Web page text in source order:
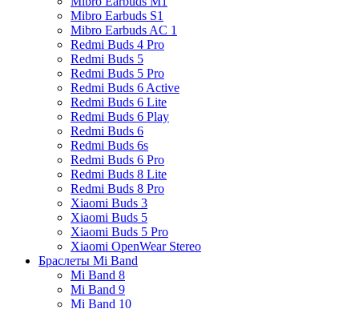
Mibro Earbuds S1
Mibro Earbuds AC 1
Redmi Buds 4 Pro
Redmi Buds 5
Redmi Buds 5 Pro
Redmi Buds 6 Active
Redmi Buds 6 Lite
Redmi Buds 6 Play
Redmi Buds 6
Redmi Buds 6s
Redmi Buds 6 Pro
Redmi Buds 8 Lite
Redmi Buds 8 Pro
Xiaomi Buds 3
Xiaomi Buds 5
Xiaomi Buds 5 Pro
Xiaomi OpenWear Stereo
Браслеты Mi Band
Mi Band 8
Mi Band 9
Mi Band 10